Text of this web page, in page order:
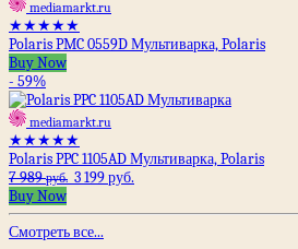
mediamarkt.ru
★★★★★
Polaris PMC 0559D Мультиварка, Polaris
Buy Now
- 59%
mediamarkt.ru
★★★★★
Polaris PPC 1105AD Мультиварка, Polaris
7 989руб. 3 199 руб.
Buy Now
Смотреть все...